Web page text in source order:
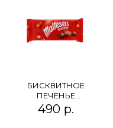
БИСКВИТНОЕ
ПЕЧЕНЬЕ
MALTESERS
BISCUITS
490 р.